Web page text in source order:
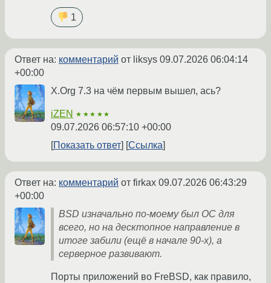
1
Ответ на: комментарий от liksys 09.07.2026 06:04:14
+00:00
X.Org 7.3 на чём первым вышел, ась?
iZEN ★★★★★
09.07.2026 06:57:10 +00:00
Показать ответ
Ссылка
Ответ на: комментарий от firkax 09.07.2026 06:43:29
+00:00
BSD изначально по-моему был ОС для
всего, но на десктопное направление в
итоге забили (ещё в начале 90-х), а
серверное развивают.
Порты приложений во FreBSD, как правило,